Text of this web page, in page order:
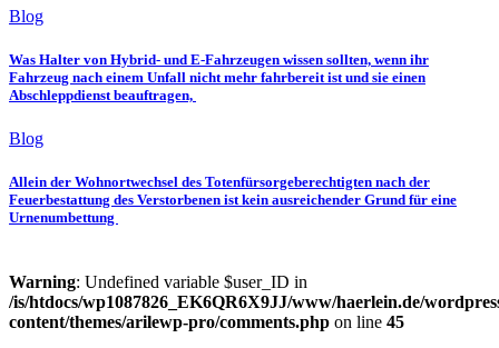
Blog
Was Halter von Hybrid- und E-Fahrzeugen wissen sollten, wenn ihr
Fahrzeug nach einem Unfall nicht mehr fahrbereit ist und sie einen
Abschleppdienst beauftragen,
Blog
Allein der Wohnortwechsel des Totenfürsorgeberechtigten nach der
Feuerbestattung des Verstorbenen ist kein ausreichender Grund für eine
Urnenumbettung
Warning: Undefined variable $user_ID in
/is/htdocs/wp1087826_EK6QR6X9JJ/www/haerlein.de/
content/themes/arilewp-pro/comments.php on line 45